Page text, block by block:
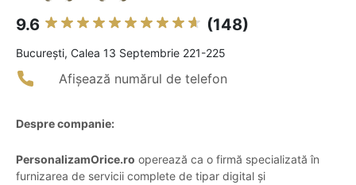
9.6 (148)
Bucureşti, Calea 13 Septembrie 221-225
Afișează numărul de telefon
Despre companie:
PersonalizamOrice.ro operează ca o firmă specializată în
furnizarea de servicii complete de tipar digital și